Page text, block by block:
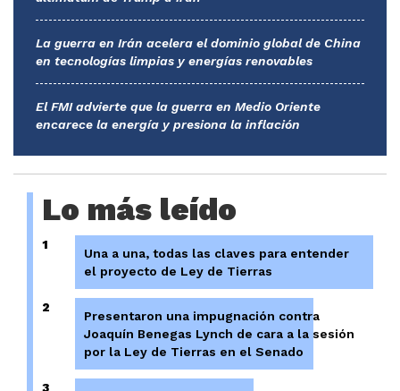
La guerra en Irán acelera el dominio global de China
en tecnologías limpias y energías renovables
El FMI advierte que la guerra en Medio Oriente
encarece la energía y presiona la inflación
Lo más leído
1
Una a una, todas las claves para entender
el proyecto de Ley de Tierras
2
Presentaron una impugnación contra
Joaquín Benegas Lynch de cara a la sesión
por la Ley de Tierras en el Senado
3